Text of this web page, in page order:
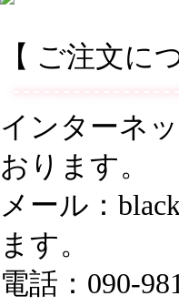
【 ご注文に
インターネ
おります。
メール：
ます。
電話：090-